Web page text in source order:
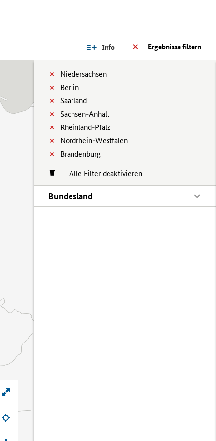
Ergebnisse filtern
Info
Niedersachsen
Berlin
Saarland
Sachsen-Anhalt
Rheinland-Pfalz
Nordrhein-Westfalen
Brandenburg
Alle Filter deaktivieren
Bundesland